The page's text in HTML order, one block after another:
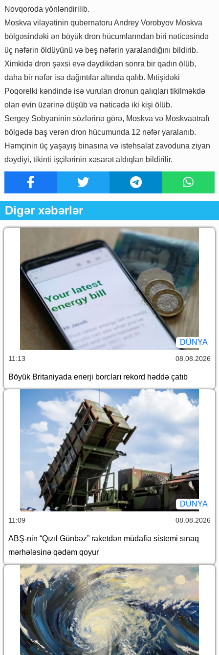
Novqoroda yönləndirilib.
Moskva vilayətinin qubernatoru Andrey Vorobyov Moskva
bölgəsindəki ən böyük dron hücumlarından biri nəticəsində
üç nəfərin öldüyünü və beş nəfərin yaralandığını bildirib.
Ximkidə dron şəxsi evə dəydikdən sonra bir qadın ölüb,
daha bir nəfər isə dağıntılar altında qalıb. Mıtişidəki
Poqorelki kəndində isə vurulan dronun qalıqları tikilməkdə
olan evin üzərinə düşüb və nəticədə iki kişi ölüb.
Sergey Sobyaninin sözlərinə görə, Moskva və Moskvaətrafı
bölgədə baş verən dron hücumunda 12 nəfər yaralanıb.
Həmçinin üç yaşayış binasına və istehsalat zavoduna ziyan
dəydiyi, tikinti işçilərinin xəsarət aldıqları bildirilir.
Digər xəbərlər
DÜNYA
11:13 08.08.2026
Böyük Britaniyada enerji borcları rekord həddə çatıb
DÜNYA
11:09 08.08.2026
ABŞ-nin “Qızıl Günbəz” raketdən müdafiə sistemi sınaq
mərhələsinə qədəm qoyur